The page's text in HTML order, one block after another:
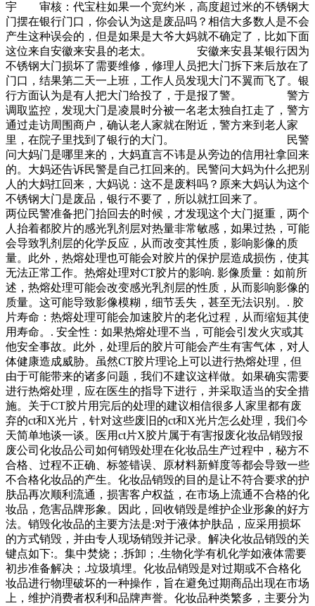
宇 审核：代宝柱如果一个宽约米，高度超过米的不锈钢大
门摆在银行门口，你会认为这是废品吗？相信大多数人是不会
产生这种误会的，但是如果是大爷大妈就不确定了，比如下面
这位来自安徽来安县的老太。 安徽来安县某银行因为
不锈钢大门损坏了需要维修，修理人员把大门拆下来后放在了
门口，结果第二天一上班，工作人员发现大门不翼而飞了。银
行方面认为是有人把大门给投了，于是报了警。 警方
调取监控，发现大门是凌晨时分被一名老太独自扛走了，警方
通过走访周围商户，确认老人家就在附近，警方来到老人家
里，在院子里找到了银行的大门。 民警
问大妈门是哪里来的，大妈直言不讳是从旁边的信用社拿回来
的。大妈还告诉民警是自己扛回来的。民警问大妈为什么把别
人的大妈扛回来，大妈说：这不是废料吗？原来大妈认为这个
不锈钢大门是废品，银行不要了，所以就扛回来了。
两位民警准备把门抬回去的时候，才发现这个大门挺重，两个
人抬着都胶片的感光乳剂层对热量非常敏感，如果过热，可能
会导致乳剂层的化学反应，从而改变其性质，影响影像的质
量。此外，热熔处理也可能会对胶片的保护层造成损伤，使其
无法正常工作。热熔处理对CT胶片的影响. 影像质量：如前所
述，热熔处理可能会改变感光乳剂层的性质，从而影响影像的
质量。这可能导致影像模糊，细节丢失，甚至无法识别。. 胶
片寿命：热熔处理可能会加速胶片的老化过程，从而缩短其使
用寿命。. 安全性：如果热熔处理不当，可能会引发火灾或其
他安全事故。此外，处理后的胶片可能会产生有害气体，对人
体健康造成威胁。虽然CT胶片理论上可以进行热熔处理，但
由于可能带来的诸多问题，我们不建议这样做。如果确实需要
进行热熔处理，应在医生的指导下进行，并采取适当的安全措
施。关于CT胶片用完后的处理的建议相信很多人家里都有废
弃的ct和X光片，针对这些废旧的ct和X光片怎么处理，我们今
天简单地谈一谈。医用ct片X胶片属于有害报废化妆品销毁报
废公司化妆品公司如何销毁处理在化妆品生产过程中，秘方不
合格、过程不正确、标签错误、原材料新鲜度等都会导致一些
不合格化妆品的产生。化妆品销毁的目的是让不符合要求的护
肤品再次顺利流通，损害客户权益，在市场上流通不合格的化
妆品，危害品牌形象。因此，回收销毁是维护企业形象的好方
法。销毁化妆品的主要方法是:对于液体护肤品，应采用损坏
的方式销毁，并由专人现场销毁并记录。解决化妆品销毁的关
键点如下:。集中焚烧；.拆卸；.生物化学有机化学如液体需要
初步准备解决；.垃圾填埋。化妆品销毁是对过期或不合格化
妆品进行物理破坏的一种操作，旨在避免过期商品出现在市场
上，维护消费者权利和品牌声誉。化妆品种类繁多，主要分为